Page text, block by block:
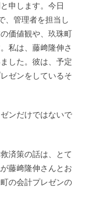
申します。今日
、管理者を担当し
価値観や、玖珠町
私は、藤﨑隆伸さ
した。彼は、予定
ゼンをしているそ
ンだけではないで
済策の話は、とて
藤﨑隆伸さんとお
の会計プレゼンの